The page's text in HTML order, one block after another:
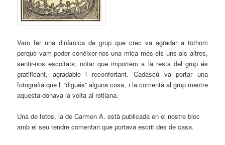
Vam fer una dinàmica de grup que crec va agradar a tothom
perquè vam poder conèixer-nos una mica més els uns als altres,
sentir-nos escoltats; notar que importem a la resta del grup és
gratificant, agradable i reconfortant. Cadascú va portar una
fotografia que li “digués” alguna cosa, i la comentà al grup mentre
aquesta donava la volta al rotllana.
Una de fotos, la de Carmen A. està publicada en el nostre bloc
amb el seu tendre comentari que portava escrit des de casa.